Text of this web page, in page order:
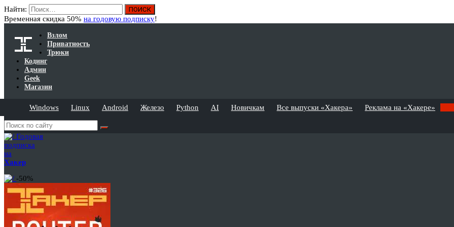
Найти:
Временная скидка 50% на годовую подписку!
Взлом
Приватность
Трюки
Кодинг
Админ
Geek
Магазин
Windows Linux Android Железо Python AI Новичкам Все выпуски «Хакера» Реклама на «Хакере»
Годовая
подписка
на
Хакер
-50%